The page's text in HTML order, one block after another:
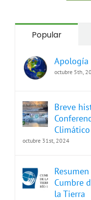
Popular
Apología
octubre 5th,
Breve
Climático
octubre 31st, 2024
Cumbre
la Tierra